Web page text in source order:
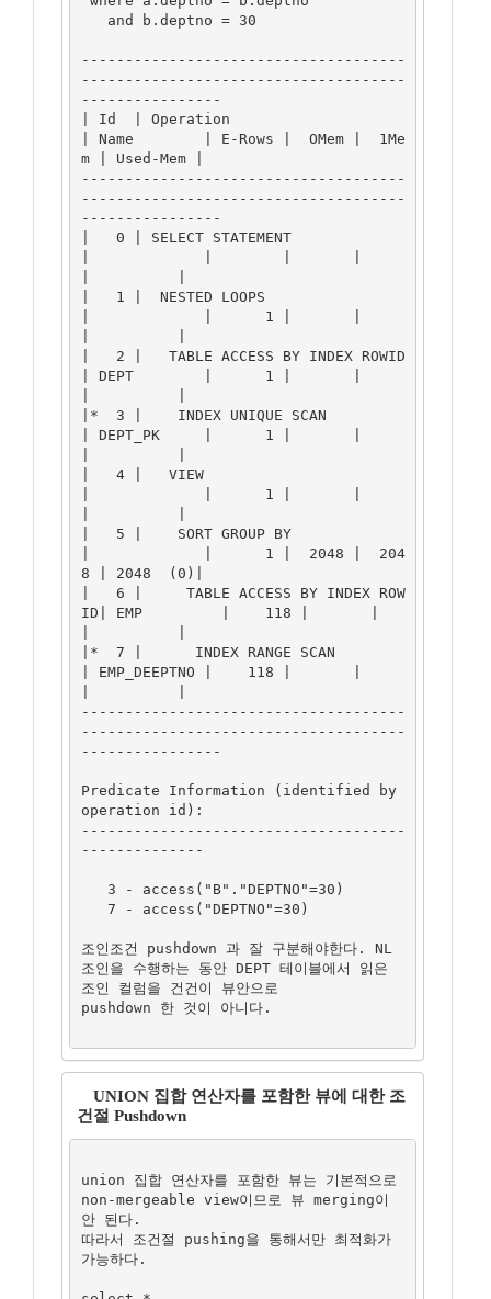
-------------------------------------
-------------------------------------
----------------
| Id  | Operation
| Name        | E-Rows |  OMem |  1Me
m | Used-Mem |
-------------------------------------
-------------------------------------
----------------
|   0 | SELECT STATEMENT
|   1 |  NESTED LOOPS
|             |      1 |       |
|   2 |   TABLE ACCESS BY INDEX ROWID
| DEPT        |      1 |       |
|*  3 |    INDEX UNIQUE SCAN
| DEPT_PK     |      1 |       |
|   4 |   VIEW
|             |      1 |       |
|   5 |    SORT GROUP BY
|             |      1 |  2048 |  204
8 | 2048  (0)|
|   6 |     TABLE ACCESS BY INDEX ROW
ID| EMP         |    118 |       |
|*  7 |      INDEX RANGE SCAN
| EMP_DEEPTNO |    118 |       |
-------------------------------------
-------------------------------------
----------------
Predicate Information (identified by
operation id):
-------------------------------------
--------------
조인조건 pushdown 과 잘 구분해야한다. NL
조인을 수행하는 동안 DEPT 테이블에서 읽은
조인 컬럼을 건건이 뷰안으로
pushdown 한 것이 아니다.
UNION 집합 연산자를 포함한 뷰에 대한 조
건절 Pushdown
union 집합 연산자를 포함한 뷰는 기본적으로
non-mergeable view이므로 뷰 merging이
안 된다.
따라서 조건절 pushing을 통해서만 최적화가
가능하다.